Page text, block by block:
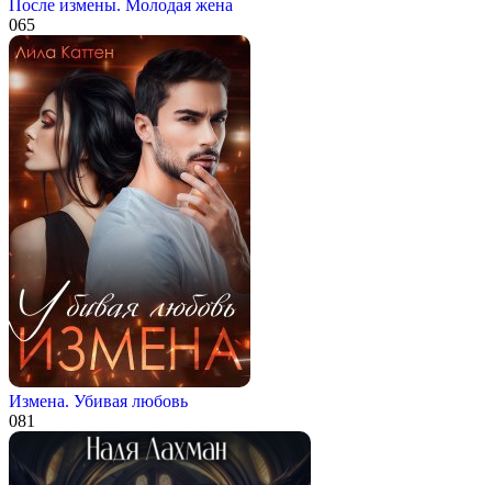
После измены. Молодая жена
065
Измена. Убивая любовь
081